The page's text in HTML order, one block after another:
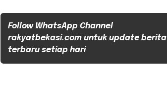
Follow WhatsApp Channel
rakyatbekasi.com untuk update berita
terbaru setiap hari